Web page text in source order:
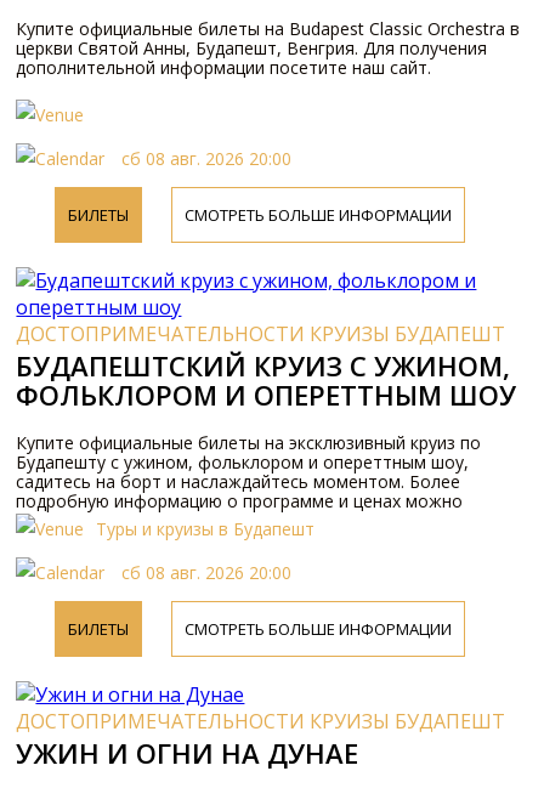
Купите официальные билеты на Budapest Classic Orchestra в
церкви Святой Анны, Будапешт, Венгрия. Для получения
дополнительной информации посетите наш сайт.
сб 08 авг. 2026 20:00
БИЛЕТЫ СМОТРЕТЬ БОЛЬШЕ ИНФОРМАЦИИ
ДОСТОПРИМЕЧАТЕЛЬНОСТИ КРУИЗЫ БУДАПЕШТ
БУДАПЕШТСКИЙ КРУИЗ С УЖИНОМ,
ФОЛЬКЛОРОМ И ОПЕРЕТТНЫМ ШОУ
Купите официальные билеты на эксклюзивный круиз по
Будапешту с ужином, фольклором и опереттным шоу,
садитесь на борт и наслаждайтесь моментом. Более
подробную информацию о программе и ценах можно
получить онлайн и по телефону.
Туры и круизы в Будапешт
сб 08 авг. 2026 20:00
БИЛЕТЫ СМОТРЕТЬ БОЛЬШЕ ИНФОРМАЦИИ
ДОСТОПРИМЕЧАТЕЛЬНОСТИ КРУИЗЫ БУДАПЕШТ
УЖИН И ОГНИ НА ДУНАЕ